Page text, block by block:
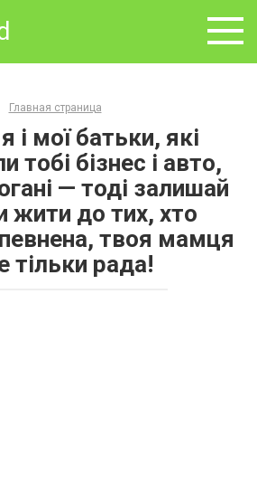
Главная страница
і мої батьки, які
тобі бізнес і авто,
— тоді залишай
жити до тих, хто
твоя мамця
тільки рада!